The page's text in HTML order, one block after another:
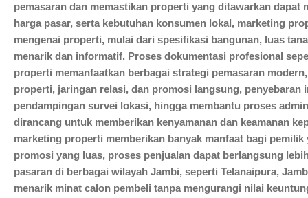
pemasaran dan memastikan properti yang ditawarkan dapat
harga pasar, serta kebutuhan konsumen lokal, marketing
mengenai properti, mulai dari spesifikasi bangunan, luas
menarik dan informatif. Proses dokumentasi profesional
properti memanfaatkan berbagai strategi pemasaran
properti, jaringan relasi, dan promosi langsung,
pendampingan survei lokasi, hingga membantu proses
dirancang untuk memberikan kenyamanan dan keamanan
marketing properti memberikan banyak manfaat bagi
promosi yang luas, proses penjualan dapat berlangsung
pasaran di berbagai wilayah Jambi, seperti Telanaipura,
menarik minat calon pembeli tanpa mengurangi nilai